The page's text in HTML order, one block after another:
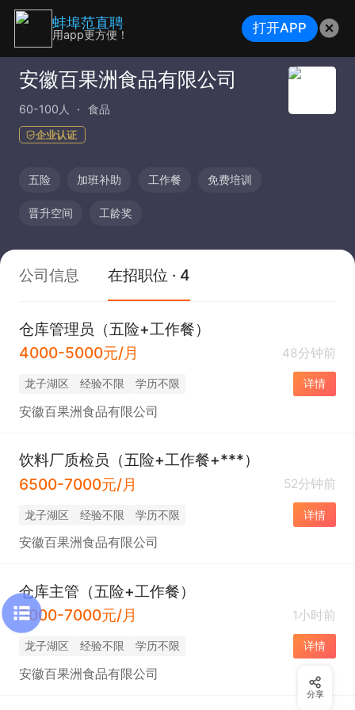
安徽百果洲食品有限公司
60-100人 食品
企业认证
五险 加班补助 工作餐 免费培训
晋升空间 工龄奖
公司信息 在招职位 · 4
仓库管理员（五险+工作餐）
4000-5000元/月
48分钟前
龙子湖区 经验不限 学历不限 详情
安徽百果洲食品有限公司
饮料厂质检员（五险+工作餐+***）
6500-7000元/月
52分钟前
龙子湖区 经验不限 学历不限 详情
安徽百果洲食品有限公司
仓库主管（五险+工作餐）
5000-7000元/月
1小时前
龙子湖区 经验不限 学历不限 详情
安徽百果洲食品有限公司
分享
蚌埠范直聘
用app更方便！ 打开APP